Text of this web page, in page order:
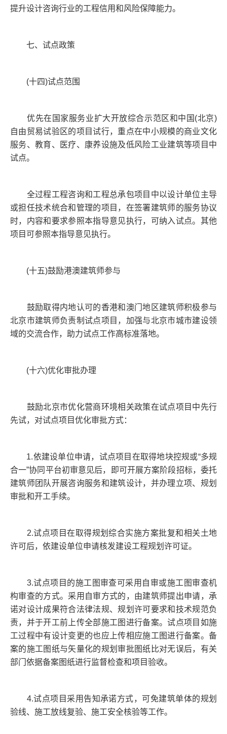
提升设计咨询行业的工程信用和风险保障能力。
七、试点政策
(十四)试点范围
优先在国家服务业扩大开放综合示范区和中国(北京)
自由贸易试验区的项目试行，重点在中小规模的商业文化
服务、教育、医疗、康养设施及低风险工业建筑等项目中
试点。
全过程工程咨询和工程总承包项目中以设计单位主导
或担任技术统合和管理的项目，在签署建筑师的服务协议
时，内容和要求参照本指导意见执行，可纳入试点。其他
项目可参照本指导意见执行。
(十五)鼓励港澳建筑师参与
鼓励取得内地认可的香港和澳门地区建筑师积极参与
北京市建筑师负责制试点项目，加强与北京市城市建设领
域的交流合作，助力试点工作高标准落地。
(十六)优化审批办理
鼓励北京市优化营商环境相关政策在试点项目中先行
先试，对试点项目优化审批方式：
1.依建设单位申请，试点项目在取得地块控规或“多规
合一”协同平台初审意见后，即可开展方案阶段招标，委托
建筑师团队开展咨询服务和建筑设计，并办理立项、规划
审批和开工手续。
2.试点项目在取得规划综合实施方案批复和相关土地
许可后，依建设单位申请核发建设工程规划许可证。
3.试点项目的施工图审查可采用自审或施工图审查机
构审查的方式。采用自审方式的，由建筑师提出申请，承
诺对设计成果符合法律法规、规划许可要求和技术规范负
责，并于开工前上传全部施工图进行备案。试点项目如施
工过程中有设计变更的也应上传相应施工图进行备案。备
案的施工图纸与矢量化的规划审批图纸比对无误后，有关
部门依据备案图纸进行监督检查和项目验收。
4.试点项目采用告知承诺方式，可免建筑单体的规划
验线、施工放线复验、施工安全核验等工作。